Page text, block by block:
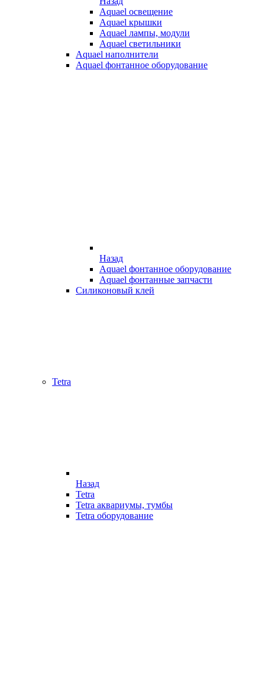
Aquael освещение
Aquael крышки
Aquael лампы, модули
Aquael светильники
Aquael наполнители
Aquael фонтанное оборудование
Назад
Aquael фонтанное оборудование
Aquael фонтанные запчасти
Силиконовый клей
Tetra
Назад
Tetra
Tetra аквариумы, тумбы
Tetra оборудование